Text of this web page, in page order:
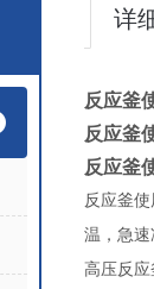
详
反应釜
反应釜
反应釜
反应釜
温，急
高压反